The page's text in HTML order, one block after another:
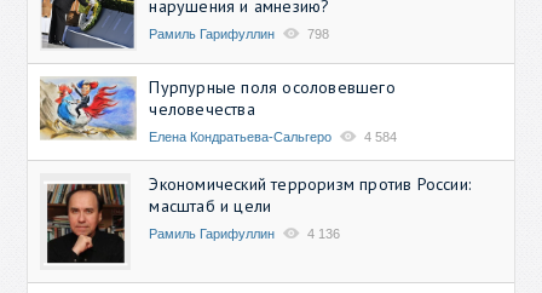
нарушения и амнезию?
Рамиль Гарифуллин 798
Пурпурные поля осоловевшего
человечества
Елена Кондратьева-Сальгеро 4 584
Экономический терроризм против России:
масштаб и цели
Рамиль Гарифуллин 4 136